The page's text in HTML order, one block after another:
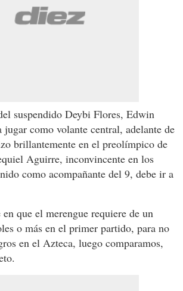
suspendido Deybi Flores, Edwin
jugar como volante central, adelante de
brillantemente en el preolímpico de
Aguirre, inconvincente en los
como acompañante del 9, debe ir a
que el merengue requiere de un
o más en el primer partido, para no
en el Azteca, luego comparamos,